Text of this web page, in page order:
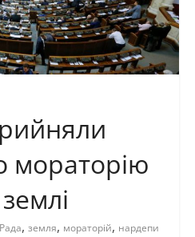
мораторію
, земля, мораторій, нардепи